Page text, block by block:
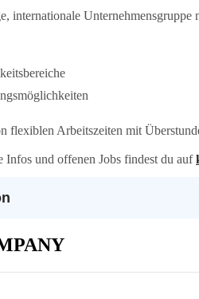
internationale
flexiblen Arbeitszeiten mit
und offenen Jobs findest du auf